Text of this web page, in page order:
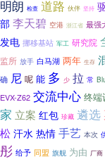
明朗 检查 道路 伙伴 坚持
部 李天碧 空港 浙江省 最强
发电 挪移基站 军工 研究院
监所 放手 白马湖 两年 生存
确 尼 呢 能 多 少 拉 常
EVX-Z62 交流中心 终端
家 立案 红包 珍藏 遴选
松 汗水 热情 手艺 本次
彤 给予 同盟 旗舰 为由 厂商